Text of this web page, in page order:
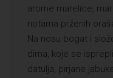
arome marelice,
notama prženih
Na nosu bogat i
dima, koje se
datulja, pirjane